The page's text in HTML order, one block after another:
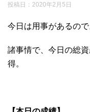
投稿日： 2020年2月5日
今日は用事があるので
諸事情で、今日の総
得。